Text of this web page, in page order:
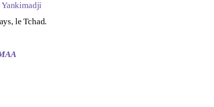
Yankimadji
le Tchad.